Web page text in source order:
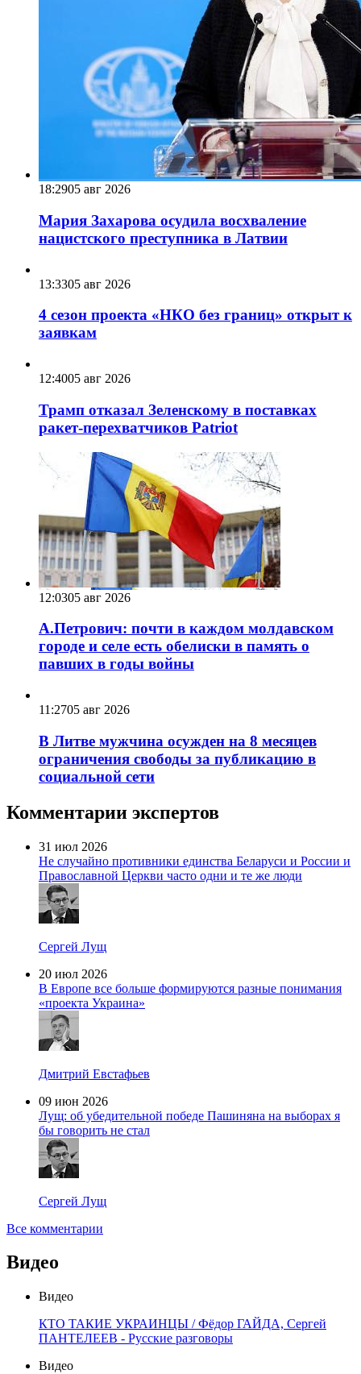
18:2905 авг 2026
Мария Захарова осудила восхваление
нацистского преступника в Латвии
13:3305 авг 2026
4 сезон проекта «НКО без границ» открыт к
заявкам
12:4005 авг 2026
Трамп отказал Зеленскому в поставках
ракет-перехватчиков Patriot
12:0305 авг 2026
А.Петрович: почти в каждом молдавском
городе и селе есть обелиски в память о
павших в годы войны
11:2705 авг 2026
В Литве мужчина осужден на 8 месяцев
ограничения свободы за публикацию в
социальной сети
Комментарии экспертов
31 июл 2026
Не случайно противники единства Беларуси и России и
Православной Церкви часто одни и те же люди
Сергей Лущ
20 июл 2026
В Европе все больше формируются разные понимания
«проекта Украина»
Дмитрий Евстафьев
09 июн 2026
Лущ: об убедительной победе Пашиняна на выборах я
бы говорить не стал
Сергей Лущ
Все комментарии
Видео
Видео
КТО ТАКИЕ УКРАИНЦЫ / Фёдор ГАЙДА, Сергей
ПАНТЕЛЕЕВ - Русские разговоры
Видео